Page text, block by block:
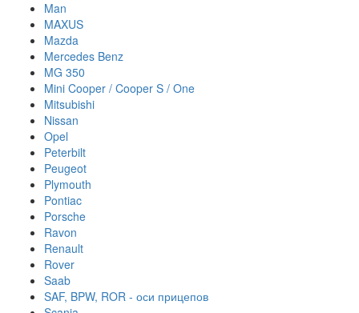
Man
MAXUS
Mazda
Mercedes Benz
MG 350
Mini Cooper / Cooper S / One
Mitsubishi
Nissan
Opel
Peterbilt
Peugeot
Plymouth
Pontiac
Porsche
Ravon
Renault
Rover
Saab
SAF, BPW, ROR - оси прицепов